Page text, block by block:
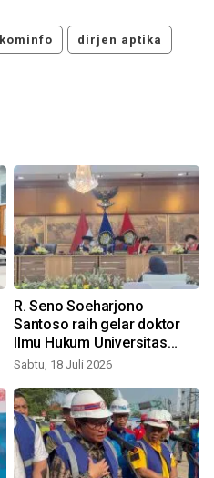
kominfo dirjen aptika
R. Seno Soeharjono
Santoso raih gelar doktor
Ilmu Hukum Universitas
Pancasila
Sabtu, 18 Juli 2026